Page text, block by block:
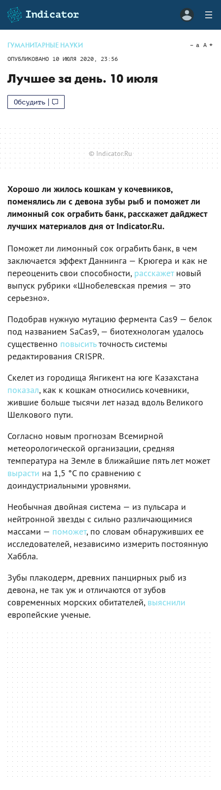
ГУМАНИТАРНЫЕ НАУКИ
ОПУБЛИКОВАНО 10 ИЮЛЯ 2020, 23:56
a A
Лучшее за день. 10 июля
Обсудить
© Indicator.Ru
Хорошо ли жилось кошкам у кочевников,
поменялись ли с девона зубы рыб и поможет ли
лимонный сок ограбить банк, расскажет дайджест
лучших материалов дня от Indicator.Ru.
Поможет ли лимонный сок ограбить банк, в чем
заключается эффект Даннинга — Крюгера и как не
переоценить свои способности, расскажетновый
выпуск рубрики «Шнобелевская премия — это
серьезно».
Подобрав нужную мутацию фермента Cas9 — белок
под названием SaCas9, — биотехнологам удалось
существенно повыситьточность системы
редактирования CRISPR.
Скелет из городища Янгикент на юге Казахстана
показал, как к кошкам относились кочевники,
жившие больше тысячи лет назад вдоль Великого
Шелкового пути.
Согласно новым прогнозам Всемирной
метеорологической организации, средняя
температура на Земле в ближайшие пять лет может
вырасти на 1,5 °C по сравнению с
доиндустриальными уровнями.
Необычная двойная система — из пульсара и
нейтронной звезды с сильно различающимися
массами — поможет, по словам обнаруживших ее
исследователей, независимо измерить постоянную
Хаббла.
Зубы плакодерм, древних панцирных рыб из
девона, не так уж и отличаются от зубов
современных морских обитателей, выяснили
европейские ученые.